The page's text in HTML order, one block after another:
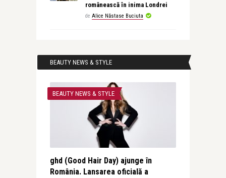
românească în inima Londrei
de Alice Năstase Buciuta
BEAUTY NEWS & STYLE
BEAUTY NEWS & STYLE
ghd (Good Hair Day) ajunge în
România. Lansarea oficială a